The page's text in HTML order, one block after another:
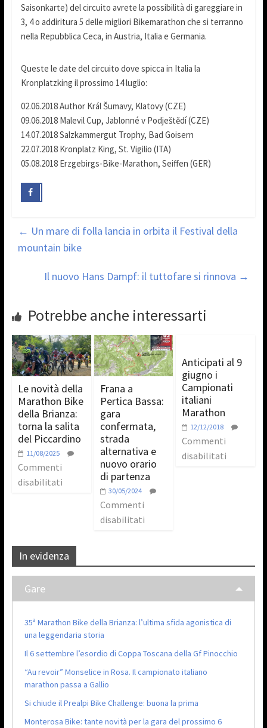
Saisonkarte) del circuito avrete la possibilità di gareggiare in
3, 4 o addiritura 5 delle migliori Bikemarathon che si terranno
nella Repubblica Ceca, in Austria, Italia e Germania.
Queste le date del circuito dove spicca in Italia la
Kronplatzking il prossimo 14 luglio:
02.06.2018 Author Král Šumavy, Klatovy (CZE)
09.06.2018 Malevil Cup, Jablonné v Podještědí (CZE)
14.07.2018 Salzkammergut Trophy, Bad Goisern
22.07.2018 Kronplatz King, St. Vigilio (ITA)
05.08.2018 Erzgebirgs-Bike-Marathon, Seiffen (GER)
← Un mare di folla lancia in orbita il Festival della
mountain bike
Il nuovo Hans Dampf: il tuttofare si rinnova →
Potrebbe anche interessarti
Le novità della
Marathon Bike
della Brianza:
torna la salita
del Piccardino
11/08/2025
Commenti
disabilitati
Frana a
Pertica Bassa:
gara
confermata,
strada
alternativa e
nuovo orario
di partenza
30/05/2024
Commenti
disabilitati
Anticipati al 9
giugno i
Campionati
italiani
Marathon
12/12/2018
Commenti
disabilitati
In evidenza
Gare
35ª Marathon Bike della Brianza: l’ultima sfida agonistica di
una leggendaria storia
Il 6 settembre l’esordio di Coppa Toscana della Gf Pinocchio
“Au revoir” Monselice in Rosa. Il campionato italiano
marathon passa a Gallio
Si chiude il Prealpi Bike Challenge: buona la prima
Monterosa Bike: tante novità per la gara del prossimo 6